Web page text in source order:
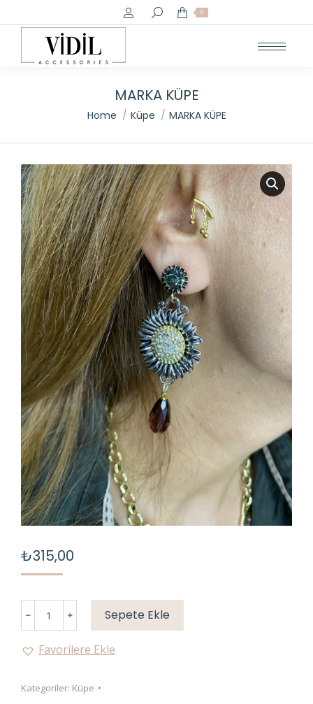
Search: 0
MARKA KÜPE
You are here:
Home Küpe MARKA KÜPE
₺315,00
KÜPE
Sepete Ekle
Favorilere Ekle
Kategoriler: Küpe